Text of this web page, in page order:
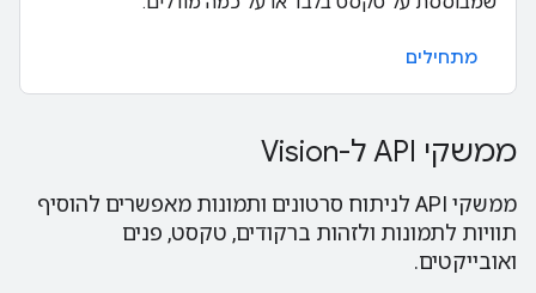
מתחילים
ממשקי API ל-Vision
ממשקי API לניתוח סרטונים ותמונות מאפשרים להוסיף
תוויות לתמונות ולזהות ברקודים, טקסט, פנים
ואובייקטים.